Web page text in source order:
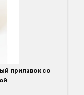
прилавок со